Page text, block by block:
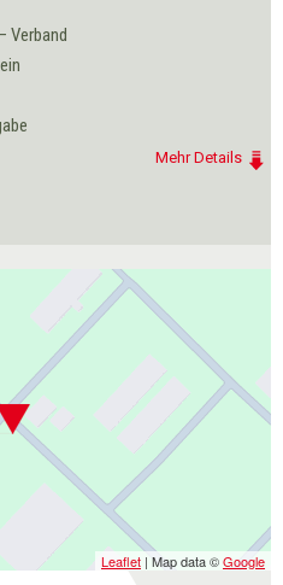
Verband
Mehr Details
Leaflet | Map data ©Google